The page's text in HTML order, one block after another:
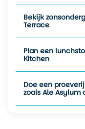
het drukker, de
kajaks, bootjes en
De stad voelt dan bijna
mediterraans,
het bier hier lokaal
gebrouwen is en je in
van tapas vers
Bekijk
Terrace
Plan een
Kitchen
Doe een
zoals Ale Asylum